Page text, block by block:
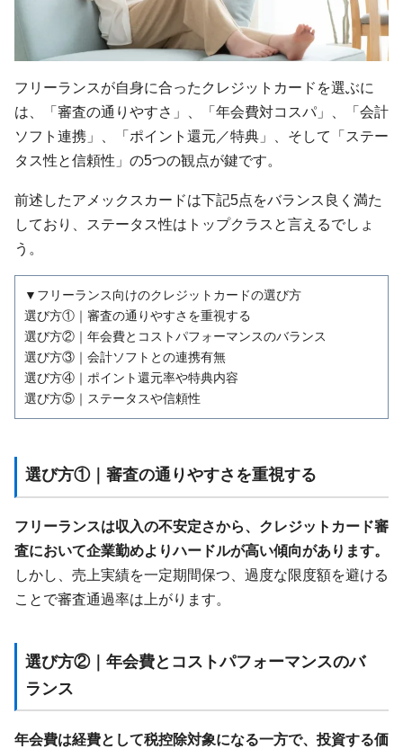
フリーランスが自身に合ったクレジットカードを選ぶに
は、「審査の通りやすさ」、「年会費対コスパ」、「会計
ソフト連携」、「ポイント還元／特典」、そして「ステー
タス性と信頼性」の5つの観点が鍵です。
前述したアメックスカードは下記5点をバランス良く満た
しており、ステータス性はトップクラスと言えるでしょ
う。
▼フリーランス向けのクレジットカードの選び方
選び方①｜審査の通りやすさを重視する
選び方②｜年会費とコストパフォーマンスのバランス
選び方③｜会計ソフトとの連携有無
選び方④｜ポイント還元率や特典内容
選び方⑤｜ステータスや信頼性
選び方①｜審査の通りやすさを重視する
フリーランスは収入の不安定さから、クレジットカード審
査において企業勤めよりハードルが高い傾向があります。
しかし、売上実績を一定期間保つ、過度な限度額を避ける
ことで審査通過率は上がります。
選び方②｜年会費とコストパフォーマンスのバ
ランス
年会費は経費として税控除対象になる一方で、投資する価